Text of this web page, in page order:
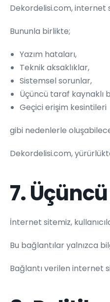
Dekordelisi.com, internet
Bununla birlikte;
Yazım hataları,
Teknik aksaklıklar,
Sistemsel sorunlar,
Üçüncü taraf kaynaklı
Geçici erişim kesintileri
gibi nedenlerle
Dekordelisi.com,
7.
İnternet sitemiz,
Bu bağlantılar yalnızca
Bağlantı verilen internet